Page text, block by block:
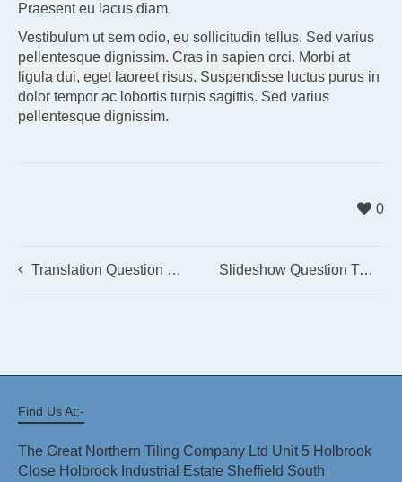
Praesent eu lacus diam.
Vestibulum ut sem odio, eu sollicitudin tellus. Sed varius
pellentesque dignissim. Cras in sapien orci. Morbi at
ligula dui, eget laoreet risus. Suspendisse luctus purus in
dolor tempor ac lobortis turpis sagittis. Sed varius
pellentesque dignissim.
0
Translation Question Two? Slideshow Question Two?
Find Us At:-
The Great Northern Tiling Company Ltd Unit 5 Holbrook
Close Holbrook Industrial Estate Sheffield South